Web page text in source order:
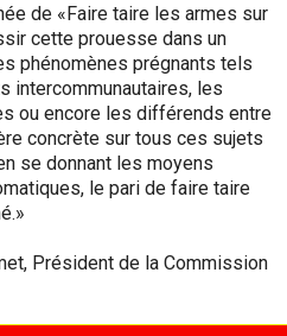
de «Faire taire les armes sur
cette prouesse dans un
phénomènes prégnants tels
intercommunautaires, les
ou encore les différends entre
concrète sur tous ces sujets
se donnant les moyens
le pari de faire taire
Président de la Commission